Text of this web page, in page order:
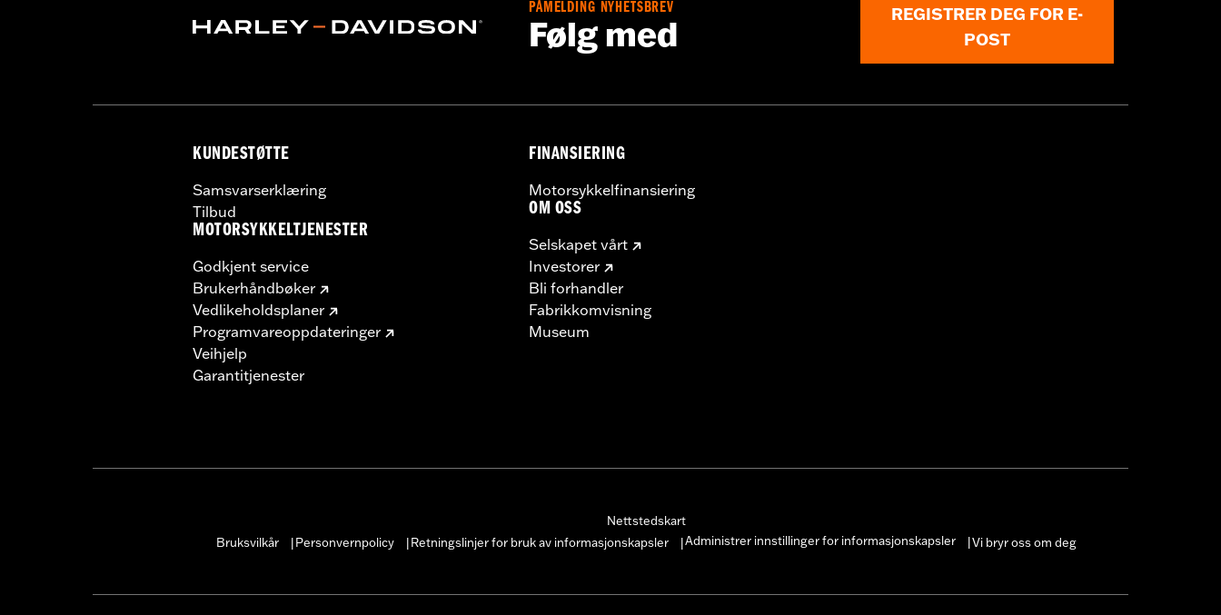
PÅMELDING NYHETSBREV
Følg med
REGISTRER DEG FOR E-
POST
KUNDESTØTTE
Samsvarserklæring
Tilbud
MOTORSYKKELTJENESTER
Godkjent service
Brukerhåndbøker
Vedlikeholdsplaner
Programvareoppdateringer
Veihjelp
Garantitjenester
FINANSIERING
Motorsykkelfinansiering
OM OSS
Selskapet vårt
Investorer
Bli forhandler
Fabrikkomvisning
Museum
Nettstedskart
Bruksvilkår
Personvernpolicy Retningslinjer for bruk av informasjonskapsler Administrer innstillinger for informasjonskapsler Vi bryr oss om deg